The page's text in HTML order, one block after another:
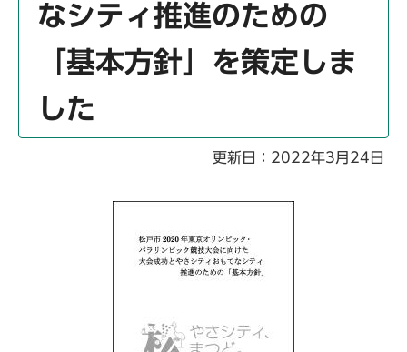
なシティ推進のための
「基本方針」を策定しま
した
更新日：2022年3月24日